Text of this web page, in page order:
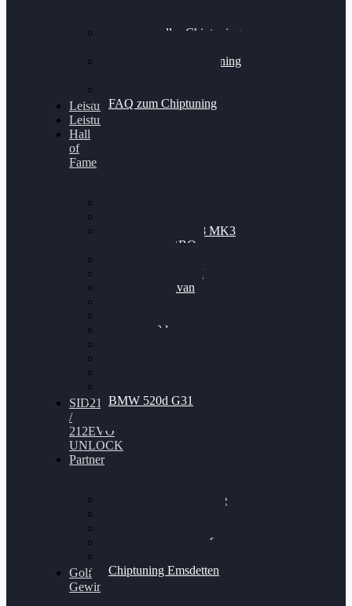
Professionelles Chiptuning
Professionelles Chiptuning
FAQ zum Chiptuning
Leistungsmessung
Leistungsprüfstand
Hall
of
Fame
Nissan GT-R35 3.8 MK3
V6 TWINTURBO
VW Passat 2.0TDI
VW T6 Multivan
BMW 120d
BMW 520d G31
SID212
/
212EVO
UNLOCK
Partner
Bilgenroth Performance
Chiptuning Schüttorf
Chiptuning Emsdetten
Golf
Gewinnspiel